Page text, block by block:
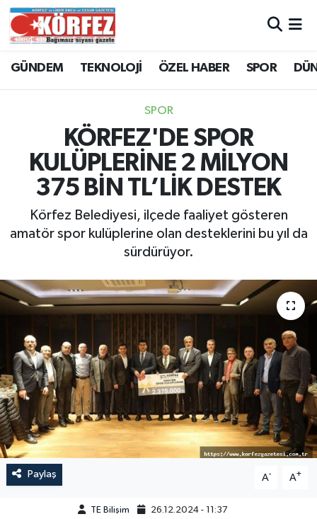
GÜNDEM TEKNOLOJİ ÖZEL HABER SPOR
SPOR
KÖRFEZ'DE SPOR
KULÜPLERİNE 2 MİLYON
375 BİN TL’LİK DESTEK
Körfez Belediyesi, ilçede faaliyet gösteren
amatör spor kulüplerine olan desteklerini bu yıl da
sürdürüyor.
Paylaş A- A+
TE Bilişim 26.12.2024 - 11:37
Trafik Durumu
Süper Lig Puan Durumu ve Fikstür
Tüm Manşetler
Son Dakika Haberleri
Haber Arşivi